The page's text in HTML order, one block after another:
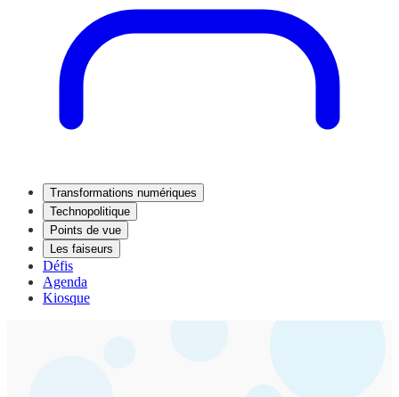
Transformations numériques
Technopolitique
Points de vue
Les faiseurs
Défis
Agenda
Kiosque